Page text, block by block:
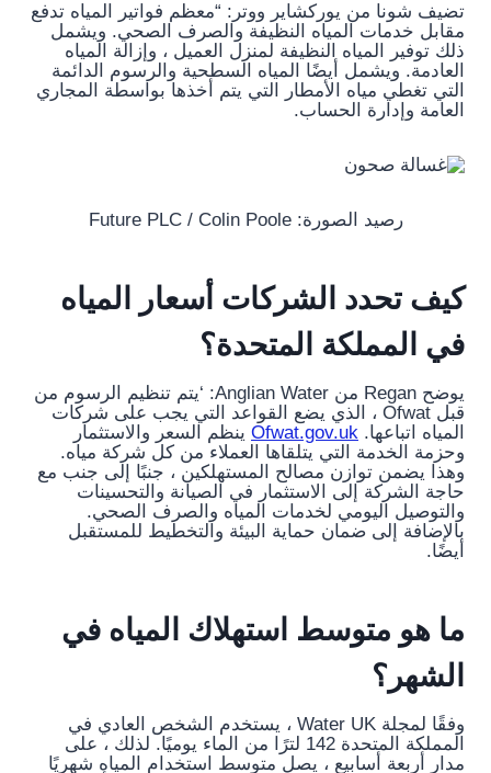
تضيف شونا من يوركشاير ووتر: “معظم فواتير المياه تدفع
مقابل خدمات المياه النظيفة والصرف الصحي. ويشمل
ذلك توفير المياه النظيفة لمنزل العميل ، وإزالة المياه
العادمة. ويشمل أيضًا المياه السطحية والرسوم الدائمة
التي تغطي مياه الأمطار التي يتم أخذها بواسطة المجاري
العامة وإدارة الحساب.
رصيد الصورة: Future PLC / Colin Poole
كيف تحدد الشركات أسعار المياه
في المملكة المتحدة؟
يوضح Regan من Anglian Water: ‘يتم تنظيم الرسوم من
قبل Ofwat ، الذي يضع القواعد التي يجب على شركات
المياه اتباعها. Ofwat.gov.uk ينظم السعر والاستثمار
وحزمة الخدمة التي يتلقاها العملاء من كل شركة مياه.
وهذا يضمن توازن مصالح المستهلكين ، جنبًا إلى جنب مع
حاجة الشركة إلى الاستثمار في الصيانة والتحسينات
والتوصيل اليومي لخدمات المياه والصرف الصحي.
بالإضافة إلى ضمان حماية البيئة والتخطيط للمستقبل
أيضًا.
ما هو متوسط ​​استهلاك المياه في
الشهر؟
وفقًا لمجلة Water UK ، يستخدم الشخص العادي في
المملكة المتحدة 142 لترًا من الماء يوميًا. لذلك ، على
مدار أربعة أسابيع ، يصل متوسط ​​استخدام المياه شهريًا